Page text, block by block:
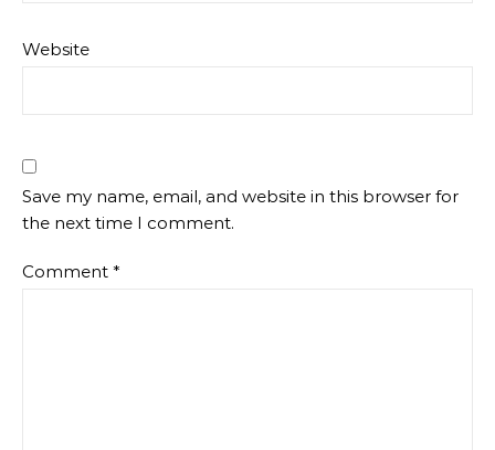
Website
Save my name, email, and website in this browser for
the next time I comment.
Comment *